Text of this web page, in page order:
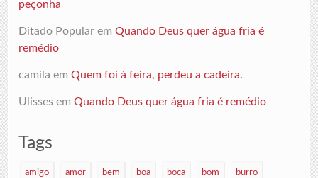
peçonha
Ditado Popular emQuando Deus quer água fria é
remédio
camila emQuem foi à feira, perdeu a cadeira.
Ulisses emQuando Deus quer água fria é remédio
Tags
amigo amor bem boa boca bom burro